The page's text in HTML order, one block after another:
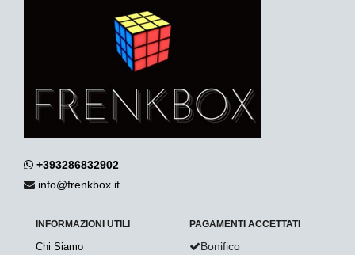
+393286832902
info@frenkbox.it
INFORMAZIONI UTILI
Chi Siamo
PAGAMENTI ACCETTATI
Bonifico